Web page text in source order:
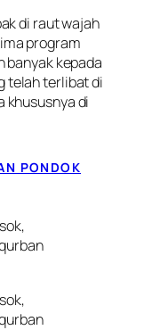
di raut wajah
program
banyak kepada
telah terlibat di
khususnya di
PONDOK